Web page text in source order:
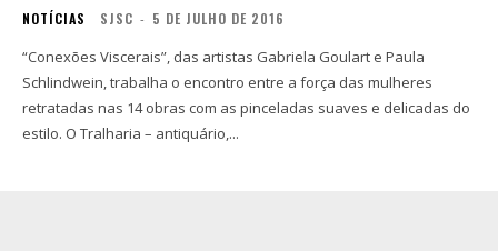
NOTÍCIAS SJSC - 5 DE JULHO DE 2016
“Conexões Viscerais”, das artistas Gabriela Goulart e Paula
Schlindwein, trabalha o encontro entre a força das mulheres
retratadas nas 14 obras com as pinceladas suaves e delicadas do
estilo. O Tralharia – antiquário,...